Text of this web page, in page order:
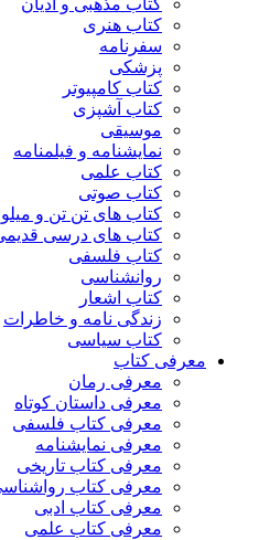
کتاب مذهبی و ادیان
کتاب هنری
سفرنامه
پزشکی
کتاب کامپیوتر
کتاب آشپزی
موسیقی
نمایشنامه و فیلمنامه
کتاب علمی
کتاب صوتی
کتاب های تن تن و میلو
کتاب های درسی
کتاب فلسفی
روانشناسی
کتاب اشعار
زندگی نامه و خاطرات
کتاب سیاسی
معرفی کتاب
معرفی رمان
معرفی داستان کوتاه
معرفی کتاب فلسفی
معرفی نمایشنامه
معرفی کتاب تاریخی
معرفی کتاب
معرفی کتاب ادبی
معرفی کتاب علمی